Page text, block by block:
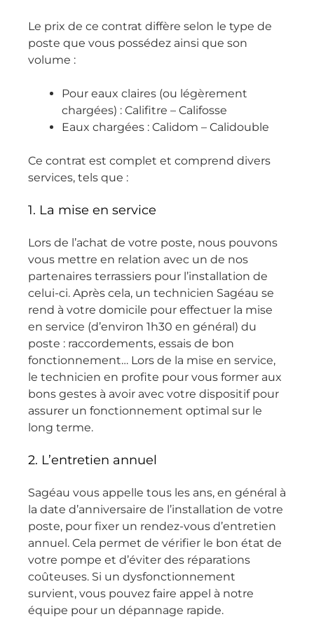
expertis
e est
approch
e
humain
immédi
confianc
C’est
vraimen
t
apprécia
ble de
rencontr
er un
technici
en aussi
sérieux
dans
travail.
Nous
recomm
andons
SAGEAU
sans
hésitatio
n, et
Le prix de ce contrat diffère selon le type de
poste que vous possédez ainsi que son
volume :
Pour eaux claires (ou légèrement
chargées) : Califitre – Califosse
Eaux chargées : Calidom – Calidouble
Ce contrat est complet et comprend divers
services, tels que :
1. La mise en service
Lors de l’achat de votre poste, nous pouvons
vous mettre en relation avec un de nos
partenaires terrassiers pour l’installation de
celui-ci. Après cela, un technicien Sagéau se
rend à votre domicile pour effectuer la mise
en service (d’environ 1h30 en général) du
poste : raccordements, essais de bon
fonctionnement… Lors de la mise en service,
le technicien en profite pour vous former aux
bons gestes à avoir avec votre dispositif pour
assurer un fonctionnement optimal sur le
long terme.
2. L’entretien annuel
Sagéau vous appelle tous les ans, en général à
la date d’anniversaire de l’installation de votre
poste, pour fixer un rendez-vous d’entretien
annuel. Cela permet de vérifier le bon état de
votre pompe et d’éviter des réparations
coûteuses. Si un dysfonctionnement
survient, vous pouvez faire appel à notre
équipe pour un dépannage rapide.